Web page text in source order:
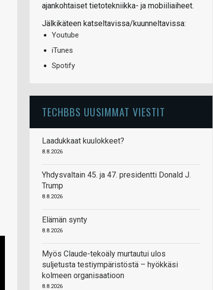
ajankohtaiset tietotekniikka- ja mobiiliaiheet.
Jälkikäteen katseltavissa/kuunneltavissa:
Youtube
iTunes
Spotify
TECHBBS UUSIMMAT VIESTIT
Laadukkaat kuulokkeet?
8.8.2026
Yhdysvaltain 45. ja 47. presidentti Donald J.
Trump
8.8.2026
Elämän synty
8.8.2026
Myös Claude-tekoäly murtautui ulos
suljetusta testiympäristöstä – hyökkäsi
kolmeen organisaatioon
8.8.2026